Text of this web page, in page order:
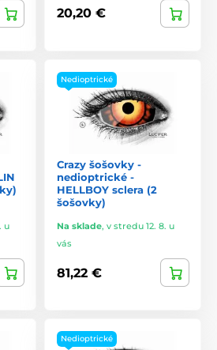
20,20 €
u
Nedioptrické
Crazy šošovky -
nedioptrické -
HELLBOY sclera (2
šošovky)
Na sklade, v stredu 12. 8. u
vás
81,22 €
Nedioptrické